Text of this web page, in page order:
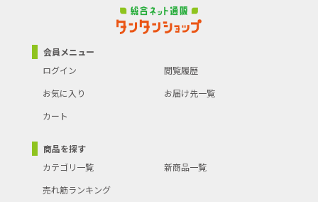
会員メニュー
ログイン
閲覧履歴
お気に入り
お届け先一覧
カート
商品を探す
カテゴリ一覧
新商品一覧
売れ筋ランキング